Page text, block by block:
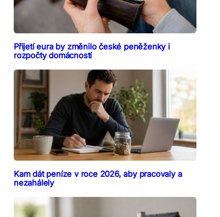
Přijetí eura by změnilo české peněženky i
rozpočty domácností
Kam dát peníze v roce 2026, aby pracovaly a
nezahálely